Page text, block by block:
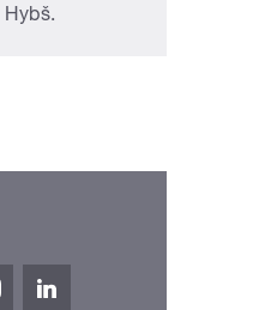
Hybš.